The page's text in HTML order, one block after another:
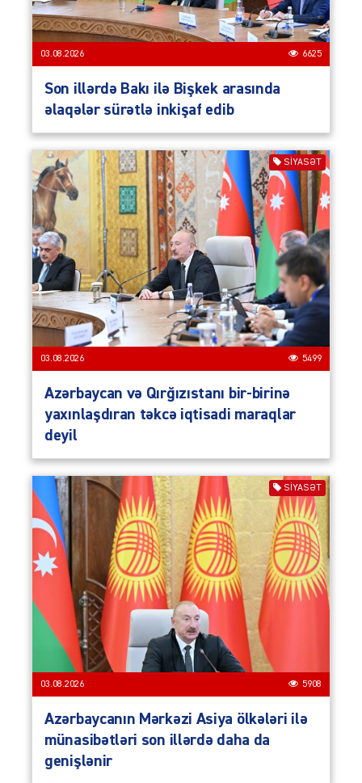
03.08.2026 6625
Son illərdə Bakı ilə Bişkek arasında
əlaqələr sürətlə inkişaf edib
SIYASƏT
03.08.2026 5499
Azərbaycan və Qırğızıstanı bir-birinə
yaxınlaşdıran təkcə iqtisadi maraqlar
deyil
SIYASƏT
03.08.2026 5908
Azərbaycanın Mərkəzi Asiya ölkələri ilə
münasibətləri son illərdə daha da
genişlənir